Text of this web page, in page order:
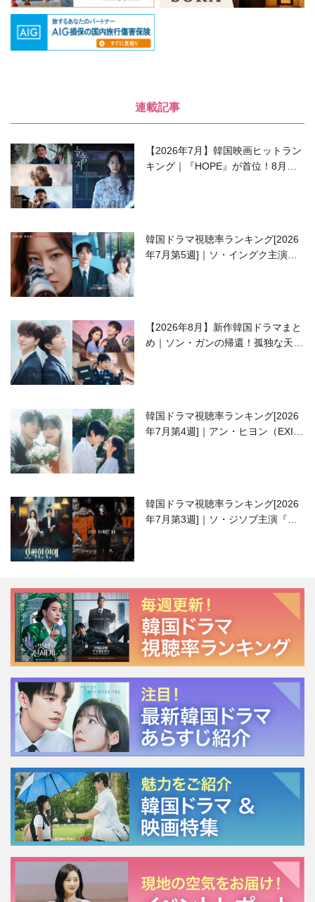
連載記事
【2026年7月】韓国映画ヒットラン
キング｜『HOPE』が首位！8月公
韓国ドラマ視聴率ランキング[2026
年7月第5週]｜ソ・イングク主演の
【2026年8月】新作韓国ドラマまと
め｜ソン・ガンの帰還！孤独な天才
韓国ドラマ視聴率ランキング[2026
年7月第4週]｜アン・ヒヨン（EXID
韓国ドラマ視聴率ランキング[2026
年7月第3週]｜ソ・ジソブ主演『エ